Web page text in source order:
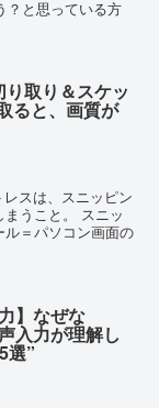
？と思っている方
取り＆スケッ
ると、画質が
スは、スニッピン
うこと。 スニッ
＝パソコン画面の
】なぜな
入力が理解し
選”